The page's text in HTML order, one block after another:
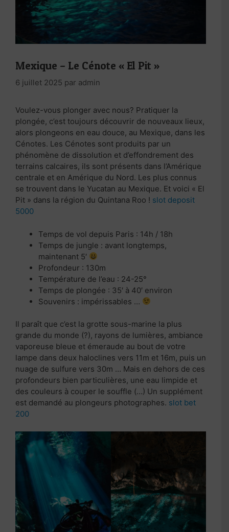
Mexique – Le Cénote « El Pit »
6 juillet 2025 par admin
Voulez-vous plonger avec nous? Pratiquer la
plongée, c’est toujours découvrir de nouveaux lieux,
alors plongeons en eau douce, au Mexique, dans les
Cénotes. Les Cénotes sont produits par un
phénomène de dissolution et d’effondrement des
terrains calcaires, ils sont présents dans l’Amérique
centrale et en Amérique du Nord. Les plus connus
se trouvent dans le Yucatan au Mexique. Et voici « El
Pit » dans la région du Quintana Roo ! slot deposit
5000
Temps de vol depuis Paris : 14h / 18h
Temps de jungle : avant longtemps,
maintenant 5′
Profondeur : 130m
Température de l’eau : 24-25°
Temps de plongée : 35′ à 40′ environ
Souvenirs : impérissables …
Il paraît que c’est la grotte sous-marine la plus
grande du monde (?), rayons de lumières, ambiance
vaporeuse bleue et émeraude au bout de votre
lampe dans deux haloclines vers 11m et 16m, puis un
nuage de sulfure vers 30m … Mais en dehors de ces
profondeurs bien particulières, une eau limpide et
des couleurs à couper le souffle (…) Un supplément
est demandé au plongeurs photographes. slot bet
200